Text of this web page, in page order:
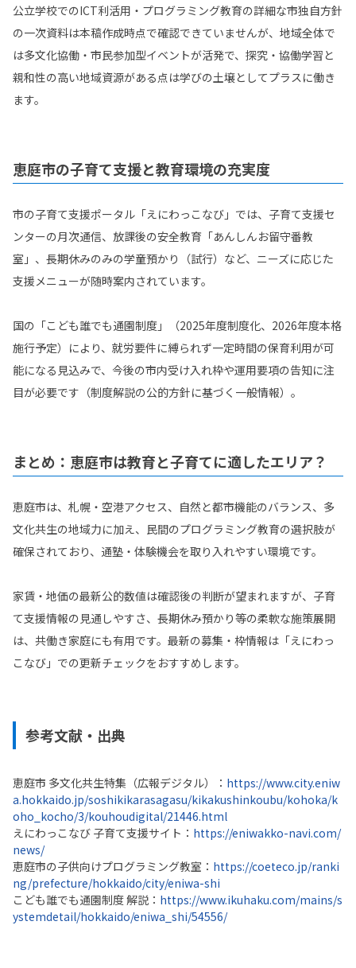
公立学校でのICT利活用・プログラミング教育の詳細な市独自方針
の一次資料は本稿作成時点で確認できていませんが、地域全体で
は多文化協働・市民参加型イベントが活発で、探究・協働学習と
親和性の高い地域資源がある点は学びの土壌としてプラスに働き
ます。
恵庭市の子育て支援と教育環境の充実度
市の子育て支援ポータル「えにわっこなび」では、子育て支援セ
ンターの月次通信、放課後の安全教育「あんしんお留守番教
室」、長期休みのみの学童預かり（試行）など、ニーズに応じた
支援メニューが随時案内されています。
国の「こども誰でも通園制度」（2025年度制度化、2026年度本格
施行予定）により、就労要件に縛られず一定時間の保育利用が可
能になる見込みで、今後の市内受け入れ枠や運用要項の告知に注
目が必要です（制度解説の公的方針に基づく一般情報）。
まとめ：恵庭市は教育と子育てに適したエリア？
恵庭市は、札幌・空港アクセス、自然と都市機能のバランス、多
文化共生の地域力に加え、民間のプログラミング教育の選択肢が
確保されており、通塾・体験機会を取り入れやすい環境です。
家賃・地価の最新公的数値は確認後の判断が望まれますが、子育
て支援情報の見通しやすさ、長期休み預かり等の柔軟な施策展開
は、共働き家庭にも有用です。最新の募集・枠情報は「えにわっ
こなび」での更新チェックをおすすめします。
参考文献・出典
恵庭市 多文化共生特集（広報デジタル）： https://www.city.eniw
a.hokkaido.jp/soshikikarasagasu/kikakushinkoubu/kohoka/k
oho_kocho/3/kouhoudigital/21446.html
えにわっこなび 子育て支援サイト： https://eniwakko-navi.com/
news/
恵庭市の子供向けプログラミング教室： https://coeteco.jp/ranki
ng/prefecture/hokkaido/city/eniwa-shi
こども誰でも通園制度 解説： https://www.ikuhaku.com/mains/s
ystemdetail/hokkaido/eniwa_shi/54556/